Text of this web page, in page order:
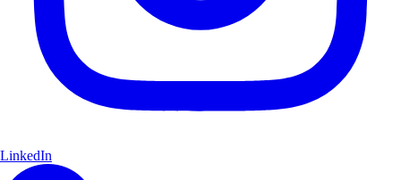
LinkedIn